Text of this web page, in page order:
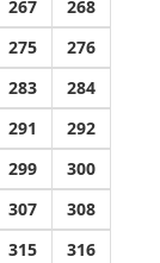
267
268
275
276
283
284
291
292
299
300
307
308
315
316